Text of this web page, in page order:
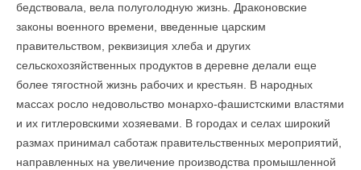
бедствовала, вела полуголодную жизнь. Драконовские
законы военного времени, введенные царским
правительством, реквизиция хлеба и других
сельскохозяйственных продуктов в деревне делали еще
более тягостной жизнь рабочих и крестьян. В народных
массах росло недовольство монархо-фашистскими властями
и их гитлеровскими хозяевами. В городах и селах широкий
размах принимал саботаж правительственных мероприятий,
направленных на увеличение производства промышленной